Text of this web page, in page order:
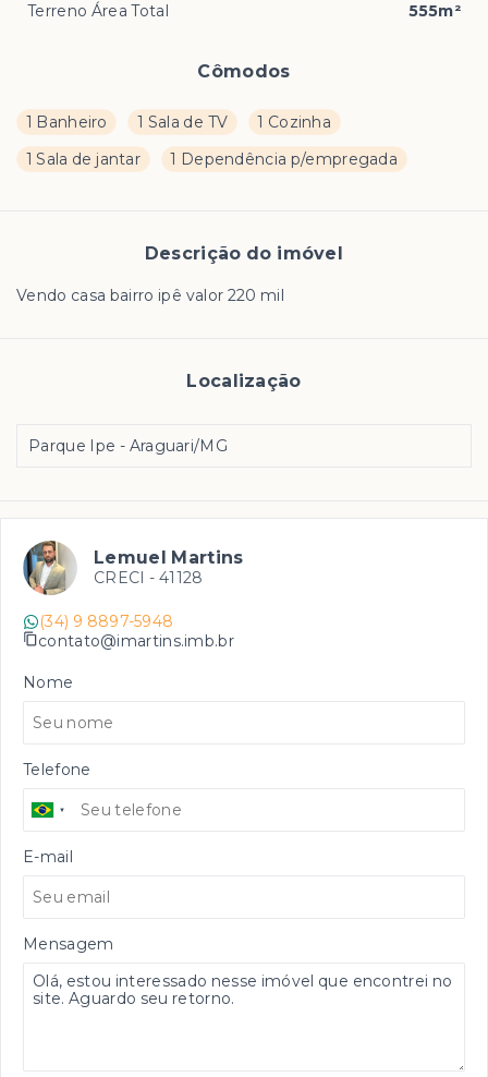
Cômodos
1 Banheiro 1 Sala de TV
1 Cozinha
1 Sala de jantar
1 Dependência p/empregada
Descrição do imóvel
Vendo casa bairro ipê valor 220 mil
Localização
Parque Ipe - Araguari/MG
Terreno Área Total
555m²
Lemuel Martins
CRECI - 41128
(34) 9 8897-5948
contato@imartins.imb.br
Nome
Telefone
E-mail
Mensagem